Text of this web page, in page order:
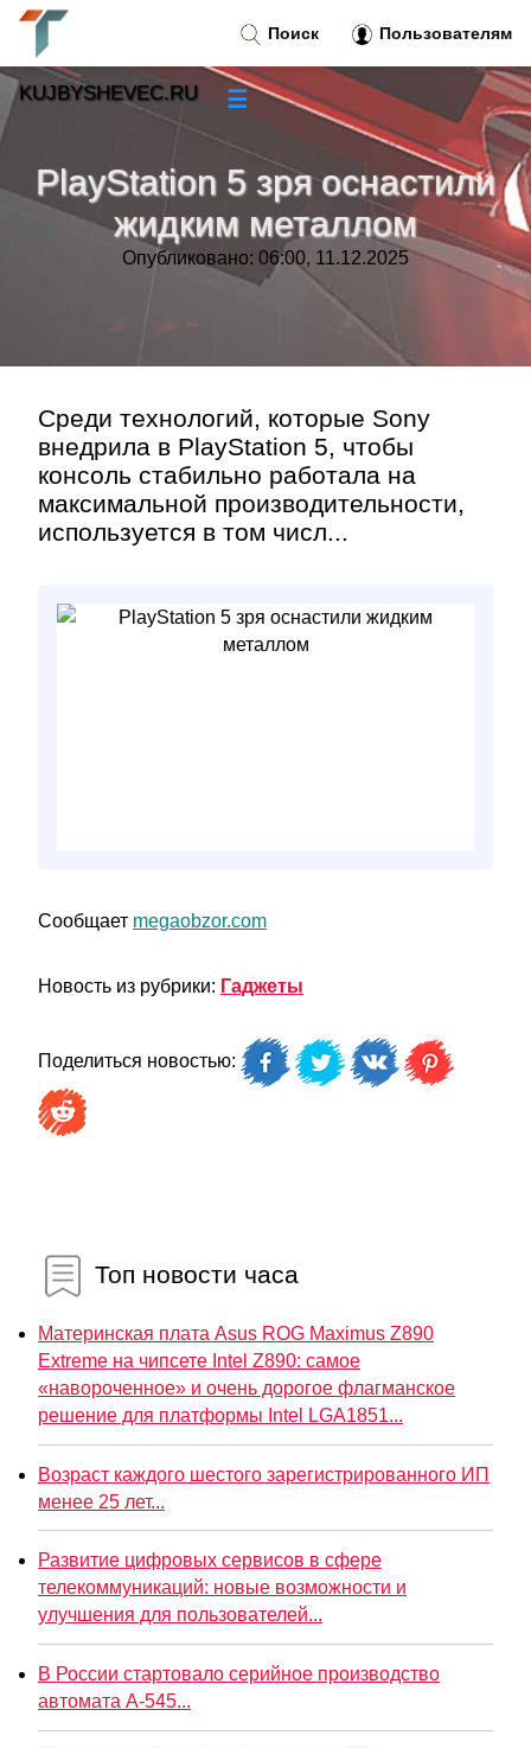
PlayStation 5 зря оснастили
жидким металлом
Опубликовано: 06:00, 11.12.2025
Среди технологий, которые Sony
внедрила в PlayStation 5, чтобы
консоль стабильно работала на
максимальной производительности,
используется в том числ...
Сообщает megaobzor.com
Новость из рубрики: Гаджеты
Поделиться новостью:
Топ новости часа
Материнская плата Asus ROG Maximus Z890
Extreme на чипсете Intel Z890: самое
«навороченное» и очень дорогое флагманское
решение для платформы Intel LGA1851...
Возраст каждого шестого зарегистрированного ИП
менее 25 лет...
Развитие цифровых сервисов в сфере
телекоммуникаций: новые возможности и
улучшения для пользователей...
В России стартовало серийное производство
автомата А-545...
Поиск Пользователям
KUJBYSHEVEC.RU ☰
»
Тренды новостей»
»
Контакт »